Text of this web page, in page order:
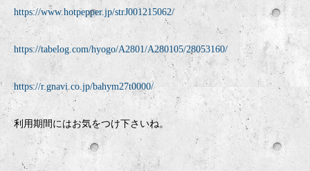
https://www.hotpepper.jp/strJ001215062/
https://tabelog.com/hyogo/A2801/A280105/28053160/
https://r.gnavi.co.jp/bahym27t0000/
利用期間にはお気をつけ下さいね。